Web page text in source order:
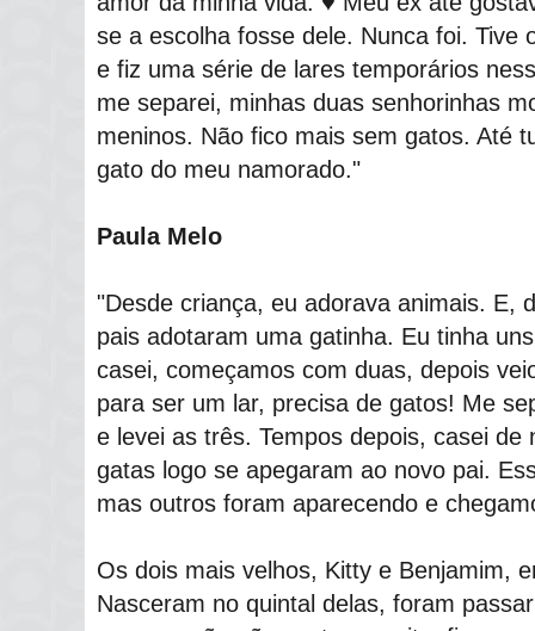
se a escolha fosse dele. Nunca foi. Tive
e fiz uma série de lares temporários
me separei, minhas duas senhorinhas
meninos. Não fico mais sem gatos. Até
gato do meu namorado."
Paula Melo
"Desde criança, eu adorava animais. E,
pais adotaram uma gatinha. Eu tinha
casei, começamos com duas, depois
para ser um lar, precisa de gatos! Me
e levei as três. Tempos depois, casei de
gatas logo se apegaram ao novo pai.
mas outros foram aparecendo e
Os dois mais velhos, Kitty e Benjamim,
Nasceram no quintal delas, foram